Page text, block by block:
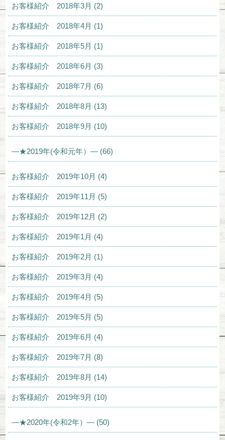
お客様紹介 2018年3月 (2)
お客様紹介 2018年4月 (1)
お客様紹介 2018年5月 (1)
お客様紹介 2018年6月 (3)
お客様紹介 2018年7月 (6)
お客様紹介 2018年8月 (13)
お客様紹介 2018年9月 (10)
—★2019年(令和元年）— (66)
お客様紹介 2019年10月 (4)
お客様紹介 2019年11月 (5)
お客様紹介 2019年12月 (2)
お客様紹介 2019年1月 (4)
お客様紹介 2019年2月 (1)
お客様紹介 2019年3月 (4)
お客様紹介 2019年4月 (5)
お客様紹介 2019年5月 (5)
お客様紹介 2019年6月 (4)
お客様紹介 2019年7月 (8)
お客様紹介 2019年8月 (14)
お客様紹介 2019年9月 (10)
—★2020年(令和2年）— (50)